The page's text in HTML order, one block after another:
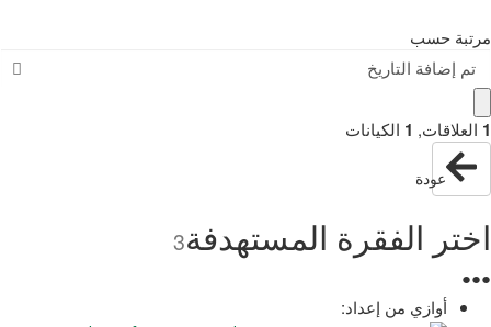
مرتبة حسب
تم إضافة التاريخ
1 العلاقات,
1 الكيانات
عودة
اختر الفقرة المستهدفة3
●
●
●
أوازي من إعداد: